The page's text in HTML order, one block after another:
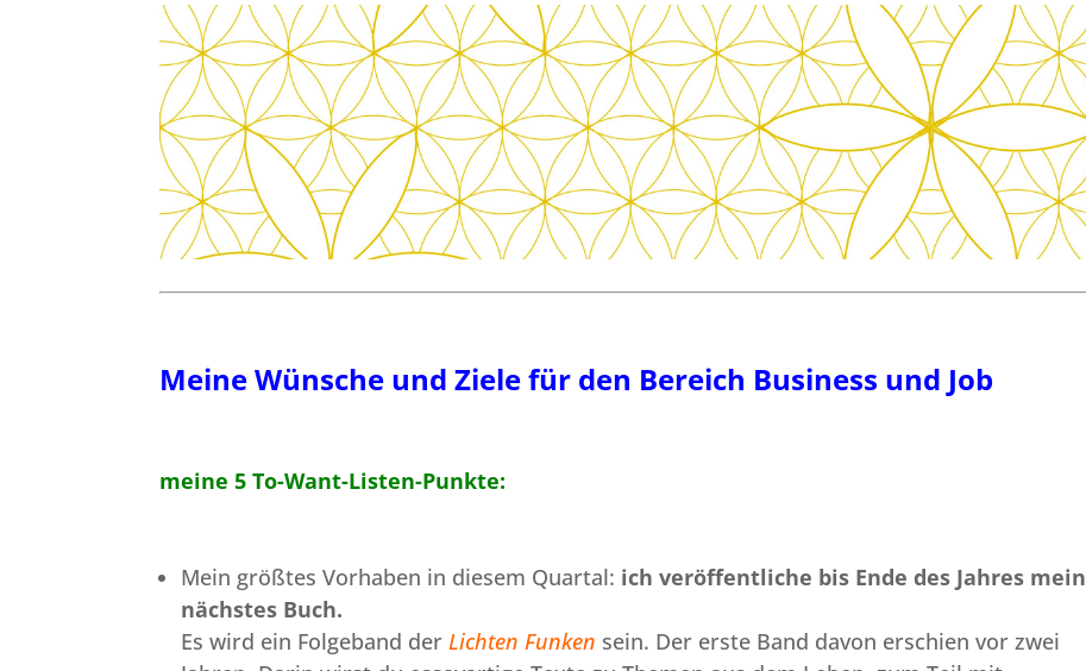
Meine Wünsche und Ziele für den Bereich Business und Job
meine 5 To-Want-Listen-Punkte:
Mein größtes Vorhaben in diesem Quartal: ich veröffentliche bis Ende des Jahres mein
nächstes Buch.
Es wird ein Folgeband derLichten Funken sein. Der erste Band davon erschien vor zwei